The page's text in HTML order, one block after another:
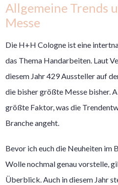
Allgemeine Trends
Messe
Die H+H Cologne ist eine
das Thema Handarbeiten. Laut
diesem Jahr 429 Aussteller auf
die bisher größte Messe bisher.
größte Faktor, was die
Branche angeht.
Bevor ich euch die Neuheiten im
Wolle nochmal genau vorstelle,
Überblick. Auch in diesem Jahr